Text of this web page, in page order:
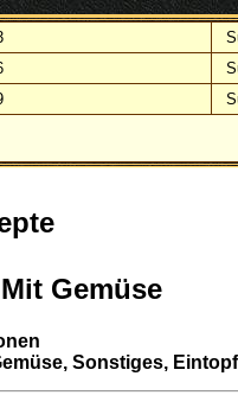
Gemüse
Sonstiges,